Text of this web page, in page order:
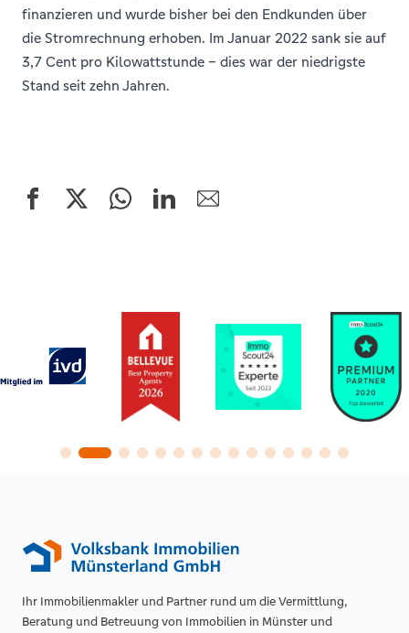
finanzieren und wurde bisher bei den Endkunden über
die Stromrechnung erhoben. Im Januar 2022 sank sie auf
3,7 Cent pro Kilowattstunde – dies war der niedrigste
Stand seit zehn Jahren.
Ihr Immobilienmakler und Partner rund um die Vermittlung,
Beratung und Betreuung von Immobilien in Münster und